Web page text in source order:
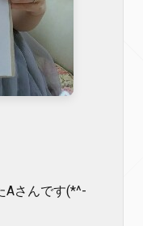
Aさんです(*^-